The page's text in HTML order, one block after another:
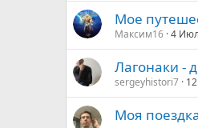
Мое
Максим16 4
Лагонаки -
sergeyhistori7
Моя